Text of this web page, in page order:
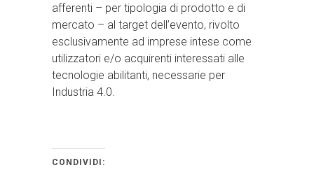
afferenti – per tipologia di prodotto e di
mercato – al target dell’evento, rivolto
esclusivamente ad imprese intese come
utilizzatori e/o acquirenti interessati alle
tecnologie abilitanti, necessarie per
Industria 4.0.
CONDIVIDI: